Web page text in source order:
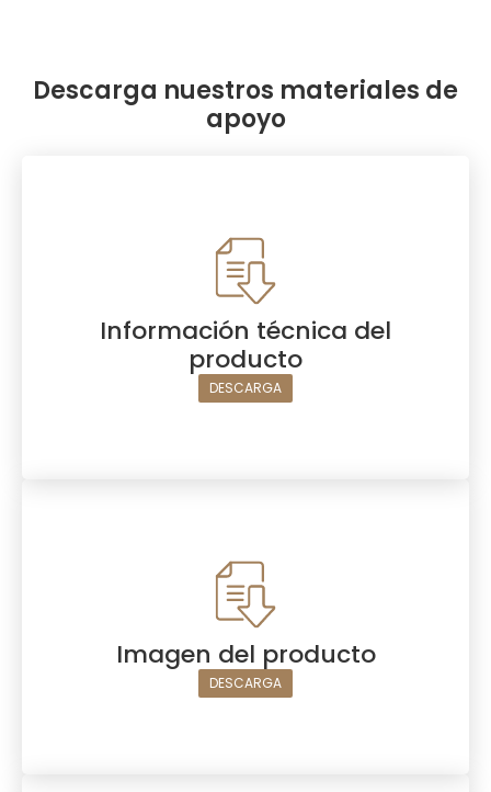
Descarga nuestros materiales de
apoyo
Información técnica del
producto
DESCARGA
Imagen del producto
DESCARGA